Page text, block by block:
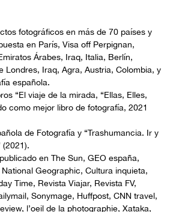
fotográficos en más de 70 países y
en París, Visa off Perpignan,
Árabes, Iraq, Italia, Berlín,
Londres, Iraq, Agra, Austria, Colombia, y
española.
“El viaje de la mirada, “Ellas, Elles,
como mejor libro de fotografía, 2021
de Fotografía y “Trashumancia. Ir y
(2021).
en The Sun, GEO españa,
Geographic, Cultura inquieta,
Time, Revista Viajar, Revista FV,
Sonymage, Huffpost, CNN travel,
l’oeil de la photographie, Xataka,